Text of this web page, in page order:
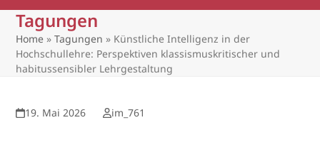
Tagungen
Home »Tagungen » Künstliche Intelligenz in der
Hochschullehre: Perspektiven klassismuskritischer und
habitussensibler Lehrgestaltung
19. Mai 2026 im_761